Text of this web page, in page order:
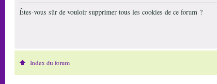
Êtes-vous sûr de vouloir supprimer tous les cookies de ce forum ?
Index du forum